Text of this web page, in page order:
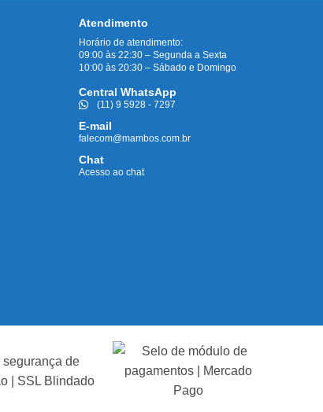
Atendimento
Horário de atendimento:
09:00 às 22:30 – Segunda a Sexta
10:00 às 20:30 – Sábado e Domingo
Central WhatsApp
(11) 9 5928 - 7297
E-mail
falecom@mambos.com.br
Chat
Acesso ao chat